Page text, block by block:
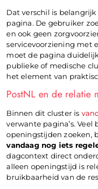
Dat verschil is
pagina. De gebruiker
en ook geen
servicevoorziening met
moet de pagina
publieke of medische
het element van
PostNL en de relatie
Binnen dit cluster is
verwante pagina’s. Veel
openingstijden zoeken,
vandaag nog iets
dagcontext direct
alleen openingstijd is
bruikbaarheid van de